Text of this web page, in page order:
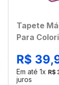
Tapete
Para
R$ 39,
Em até1x R$
juros